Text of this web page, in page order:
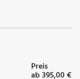
Preis
ab 395,00 €